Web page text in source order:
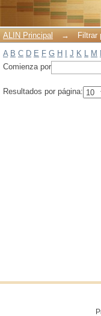
ALIN Principal →
Filtrar
A B C D E F G H J K L M
Comienza por
Resultados por página: